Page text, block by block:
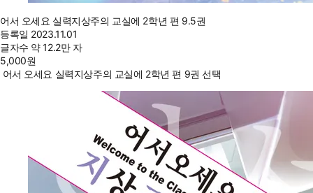
어서 오세요 실력지상주의 교실에 2학년 편 9.5권
등록일 2023.11.01
글자수 약 12.2만 자
5,000원
어서 오세요 실력지상주의 교실에 2학년 편 9권 선택